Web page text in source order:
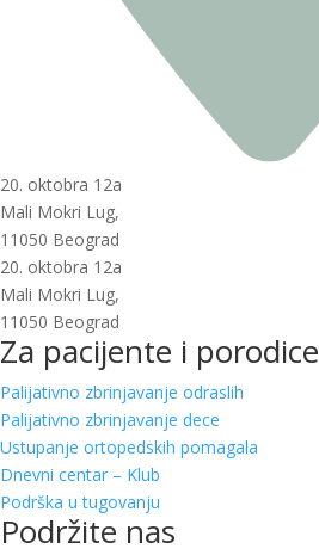
20. oktobra 12a
Mali Mokri Lug,
11050 Beograd
20. oktobra 12a
Mali Mokri Lug,
11050 Beograd
Za pacijente i porodice
Palijativno zbrinjavanje odraslih
Palijativno zbrinjavanje dece
Ustupanje ortopedskih pomagala
Dnevni centar – Klub
Podrška u tugovanju
Podržite nas